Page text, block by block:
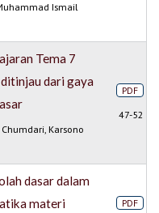
Ismail
Tema 7
dari gaya
Karsono
PDF
47-52
dasar dalam
materi
PDF